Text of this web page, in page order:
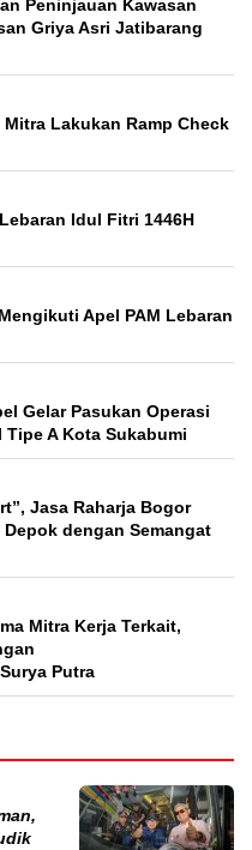
Peninjauan Kawasan
Griya Asri Jatibarang
Lakukan Ramp Check
Idul Fitri 1446H
Apel PAM Lebaran
Gelar Pasukan Operasi
Tipe A Kota Sukabumi
Jasa Raharja Bogor
dengan Semangat
Mitra Kerja Terkait,
Putra